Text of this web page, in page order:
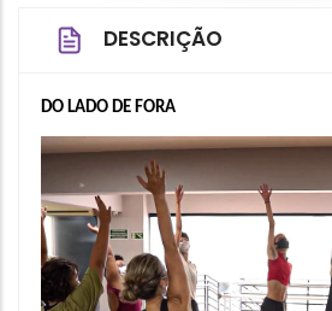
DESCRIÇÃO
DO LADO DE FORA